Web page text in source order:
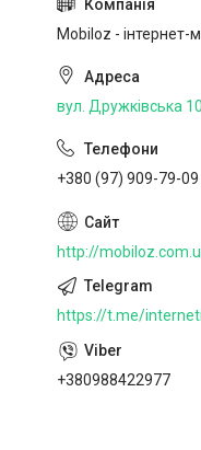
Mobiloz - інтернет-
вул. Дружківська
+380 (97) 909-79-09
http://
https://t.me/
+380988422977